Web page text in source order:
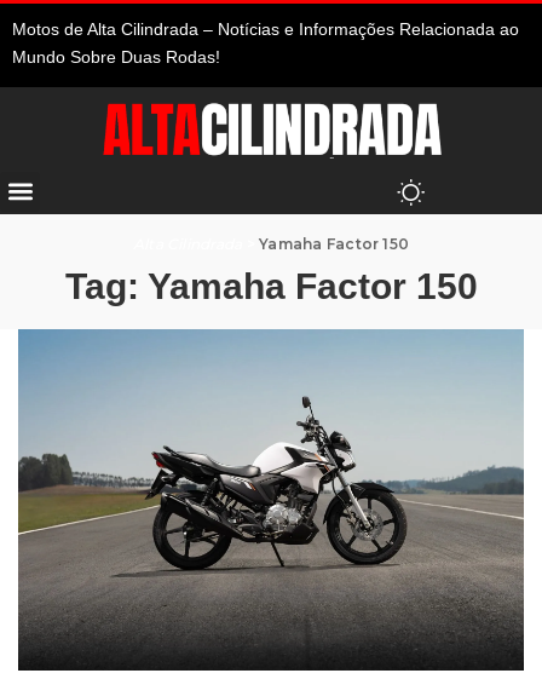
Motos de Alta Cilindrada – Notícias e Informações Relacionada ao
Mundo Sobre Duas Rodas!
>Yamaha Factor 150
Tag: Yamaha Factor 150